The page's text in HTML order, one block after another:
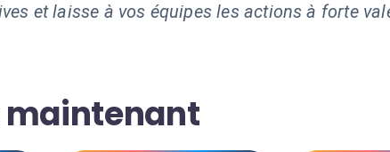
et laisse à vos équipes les actions à forte
maintenant